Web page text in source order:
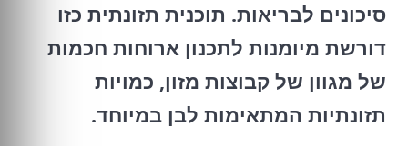
סיכונים לבריאות. תוכנית תזונתית כזו
דורשת מיומנות לתכנון ארוחות חכמות
של מגוון של קבוצות מזון, כמויות
תזונתיות המתאימות לבן במיוחד.